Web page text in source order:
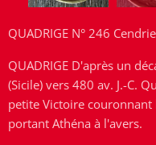
QUADRIGE N° 246
QUADRIGE D'après un
(Sicile) vers 480 av. J.-C.
petite Victoire couronnant
portant Athéna à l'avers.